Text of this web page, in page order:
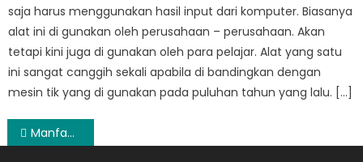
saja harus menggunakan hasil input dari komputer. Biasanya
alat ini di gunakan oleh perusahaan – perusahaan. Akan
tetapi kini juga di gunakan oleh para pelajar. Alat yang satu
ini sangat canggih sekali apabila di bandingkan dengan
mesin tik yang di gunakan pada puluhan tahun yang lalu. […]
Post
Manfaat Ikan Segar Sebagai Makanan Tinggi Protein